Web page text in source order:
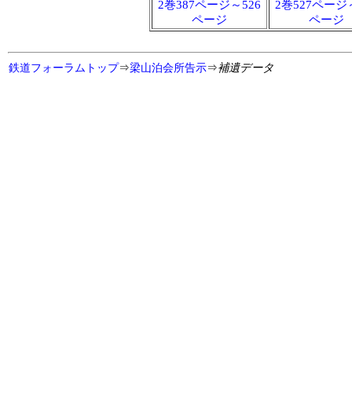
2巻387ページ～526
ページ
2巻527ページ
ページ
鉄道フォーラムトップ⇒梁山泊会所告示⇒補遺データ